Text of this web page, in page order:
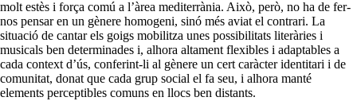
molt estès i força comú a l’àrea mediterrània. Això, però, no ha de fer-
nos pensar en un gènere homogeni, sinó més aviat el contrari. La
situació de cantar els goigs mobilitza unes possibilitats literàries i
musicals ben determinades i, alhora altament flexibles i adaptables a
cada context d’ús, conferint-li al gènere un cert caràcter identitari i de
comunitat, donat que cada grup social el fa seu, i alhora manté
elements perceptibles comuns en llocs ben distants.